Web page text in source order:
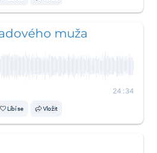
muža
24:34
Líbí se Vložit